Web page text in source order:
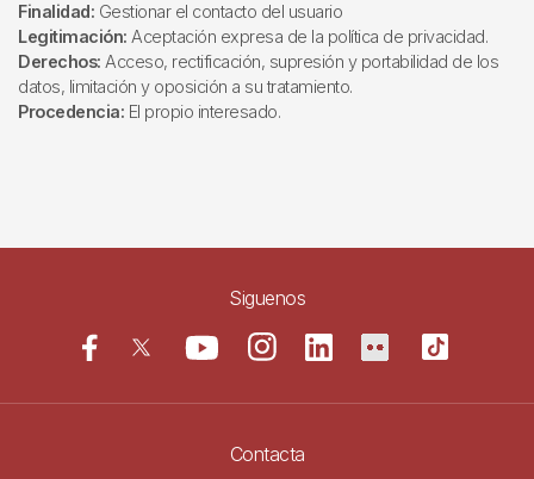
Finalidad: Gestionar el contacto del usuario
Legitimación: Aceptación expresa de la política de privacidad.
Derechos: Acceso, rectificación, supresión y portabilidad de los
datos, limitación y oposición a su tratamiento.
Procedencia: El propio interesado.
Siguenos
Contacta